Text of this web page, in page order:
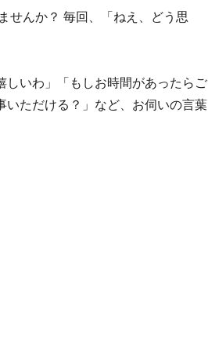
んか？ 毎回、「ねえ、どう思
しいわ」「もしお時間があったらご
いただける？」など、お伺いの言葉